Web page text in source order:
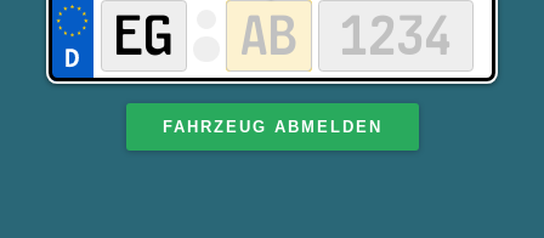
FAHRZEUG ABMELDEN